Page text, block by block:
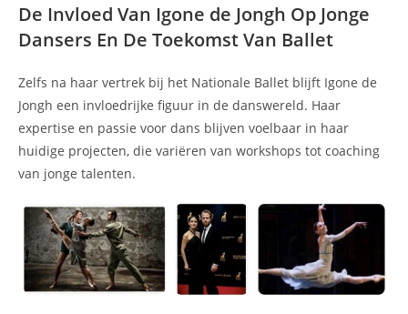
De Invloed Van Igone de Jongh Op Jonge
Dansers En De Toekomst Van Ballet
Zelfs na haar vertrek bij het Nationale Ballet blijft Igone de
Jongh een invloedrijke figuur in de danswereld. Haar
expertise en passie voor dans blijven voelbaar in haar
huidige projecten, die variëren van workshops tot coaching
van jonge talenten.